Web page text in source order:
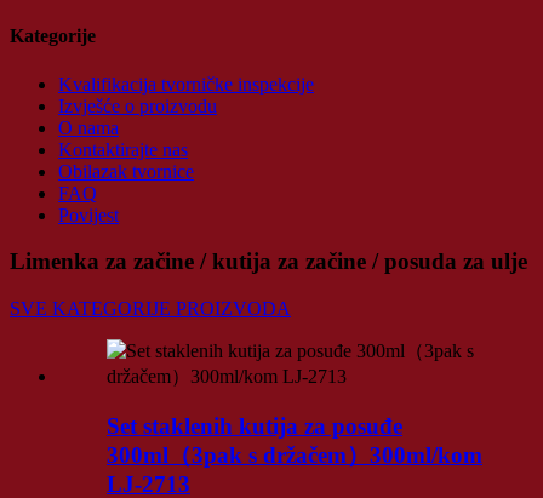
Kategorije
Kvalifikacija tvorničke inspekcije
Izvješće o proizvodu
O nama
Kontaktirajte nas
Obilazak tvornice
FAQ
Povijest
Limenka za začine / kutija za začine / posuda za ulje
SVE KATEGORIJE PROIZVODA
Set staklenih kutija za posuđe
300ml（3pak s držačem）300ml/kom
LJ-2713